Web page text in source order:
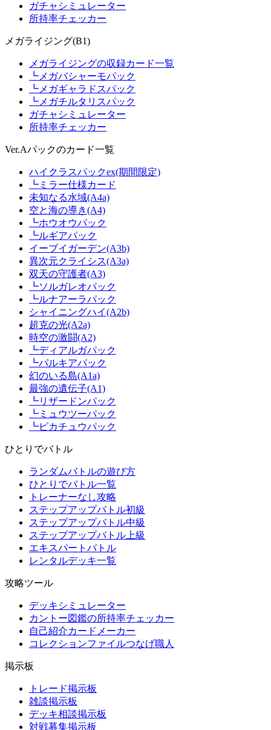
ガチャシミュレーター
所持率チェッカー
メガライジング(B1)
メガライジングの収録カード一覧
┗メガバシャーモパック
┗メガギャラドスパック
┗メガチルタリスパック
ガチャシミュレーター
所持率チェッカー
Ver.Aパックのカード一覧
ハイクラスパックex(期間限定)
┗ミラー仕様カード
未知なる水域(A4a)
空と海の導き(A4)
┗ホウオウパック
┗ルギアパック
イーブイガーデン(A3b)
異次元クライシス(A3a)
双天の守護者(A3)
┗ソルガレオパック
┗ルナアーラパック
シャイニングハイ(A2b)
超克の光(A2a)
時空の激闘(A2)
┗ディアルガパック
┗パルキアパック
幻のいる島(A1a)
最強の遺伝子(A1)
┗リザードンパック
┗ミュウツーパック
┗ピカチュウパック
ひとりでバトル
ランダムバトルの遊び方
ひとりでバトル一覧
トレーナーなし攻略
ステップアップバトル初級
ステップアップバトル中級
ステップアップバトル上級
エキスパートバトル
レンタルデッキ一覧
攻略ツール
デッキシミュレーター
カントー図鑑の所持率チェッカー
自己紹介カードメーカー
コレクションファイルつなげ職人
掲示板
トレード掲示板
雑談掲示板
デッキ相談掲示板
対戦募集掲示板